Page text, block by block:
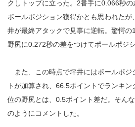
クしトップに立った。2番手に0.066秒
ポールポジション獲得かとも思われた
井が最終アタックで見事に逆転。驚愕の
野尻に0.272秒の差をつけてポールポジ
また、この時点で坪井にはポールポジ
トが加算され、66.5ポイントでランキ
位の野尻とは、0.5ポイント差だ。そん
のようにコメントした。